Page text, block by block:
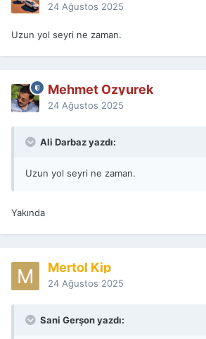
24 Ağustos 2025
Uzun yol seyri ne zaman.
Mehmet Ozyurek
24 Ağustos 2025
Ali Darbaz yazdı:
Uzun yol seyri ne zaman.
Yakında
Mertol Kip
24 Ağustos 2025
Sani Gerşon yazdı: